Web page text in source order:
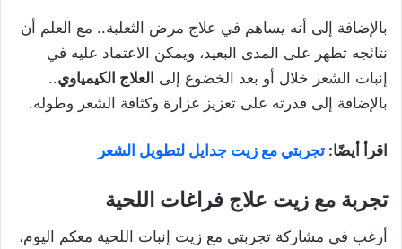
بالإضافة إلى أنه يساهم في علاج مرض الثعلبة.. مع العلم أن
نتائجه تظهر على المدى البعيد، ويمكن الاعتماد عليه في
إنبات الشعر خلال أو بعد الخضوع إلى العلاج الكيمياوي..
بالإضافة إلى قدرته على تعزيز غزارة وكثافة الشعر وطوله.
اقرأ أيضًا: تجربتي مع زيت جدايل لتطويل الشعر
تجربة مع زيت علاج فراغات اللحية
أرغب في مشاركة تجربتي مع زيت إنبات اللحية معكم اليوم،